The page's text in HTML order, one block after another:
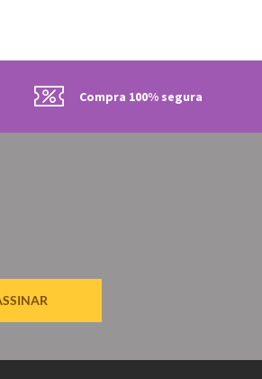
Compra 100% segura